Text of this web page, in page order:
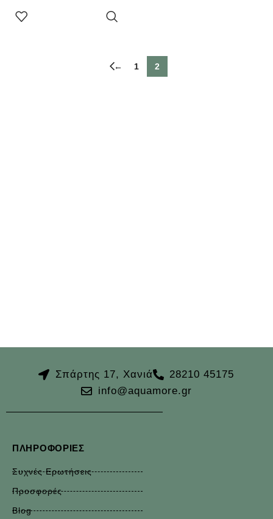
← 1 2
Σπάρτης 17, Χανιά
28210 45175
info@aquamore.gr
ΠΛΗΡΟΦΟΡΊΕΣ
Συχνές Ερωτήσεις
Προσφορές
Blog